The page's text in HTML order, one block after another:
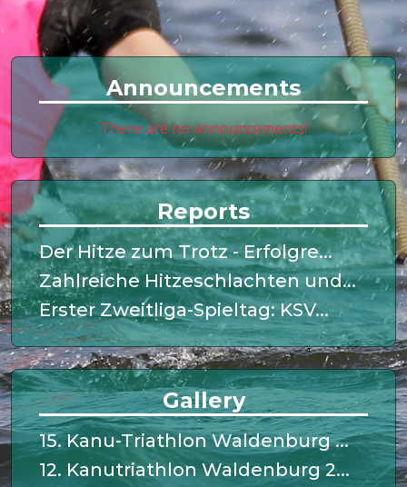
Announcements
There are no announcements!
Reports
Der Hitze zum Trotz - Erfolgre...
Zahlreiche Hitzeschlachten und...
Erster Zweitliga-Spieltag: KSV...
Gallery
15. Kanu-Triathlon Waldenburg ...
12. Kanutriathlon Waldenburg 2...